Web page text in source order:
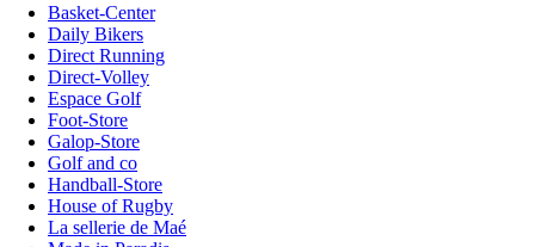
Basket-Center
Daily Bikers
Direct Running
Direct-Volley
Espace Golf
Foot-Store
Galop-Store
Golf and co
Handball-Store
House of Rugby
La sellerie de Maé